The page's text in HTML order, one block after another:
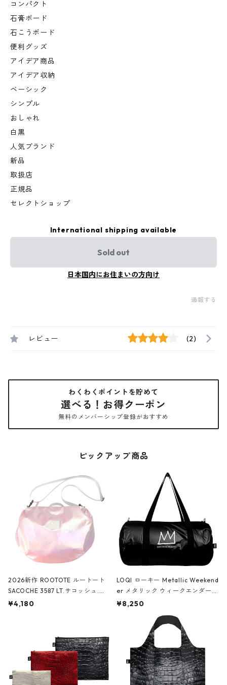
コンパクト
石膏ボード
石こうボード
便利グッズ
アイデア商品
アイデア収納
ベーシック
シンプル
おしゃれ
白黒
人気ブランド
新品
取扱店
正規品
セレクトショップ
International shipping available
Sold out
日本国内にお住まいの方向け
通報する
レビュー (2)
わくわくポイントを貯めて
選べる！お得クーポン
無料のメンバーシップ登録がおすすめ
ピックアップ商品
2026新作 ROOTOTE ルートート
SACOCHE 3587 LT.サコッシュ.ル
ミエ-B ショルダーバッグ グロスピ
¥4,180
LOQI ローキー Metallic Weekend
er メタリック ウィークエンダー
ボストンバッグ ショルダーバッグ
Black ジャン=ミッシェル・バスキ
ア/クラウン ブラック
¥8,250